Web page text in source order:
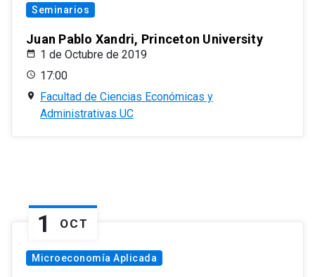
Seminarios
Juan Pablo Xandri, Princeton University
1 de Octubre de 2019
17:00
Facultad de Ciencias Económicas y
Administrativas UC
1 OCT
Microeconomía Aplicada